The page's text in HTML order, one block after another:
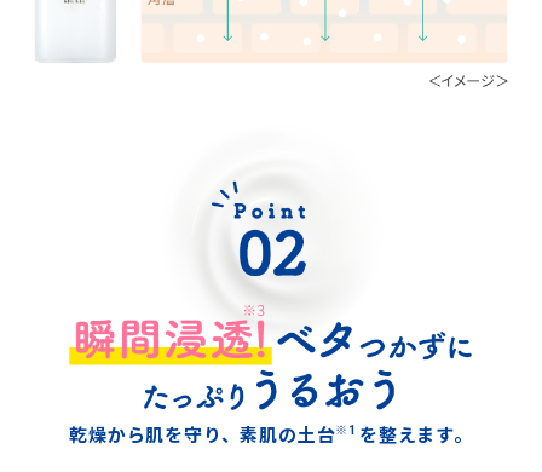
乾燥から肌を守り、素肌の土台※1 を整えます。